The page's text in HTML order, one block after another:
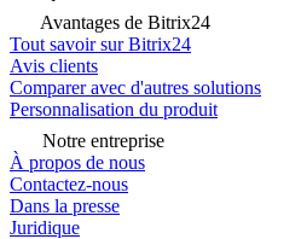
Avantages de Bitrix24
Tout savoir sur Bitrix24
Avis clients
Comparer avec d'autres solutions
Personnalisation du produit
Notre entreprise
À propos de nous
Contactez-nous
Dans la presse
Juridique